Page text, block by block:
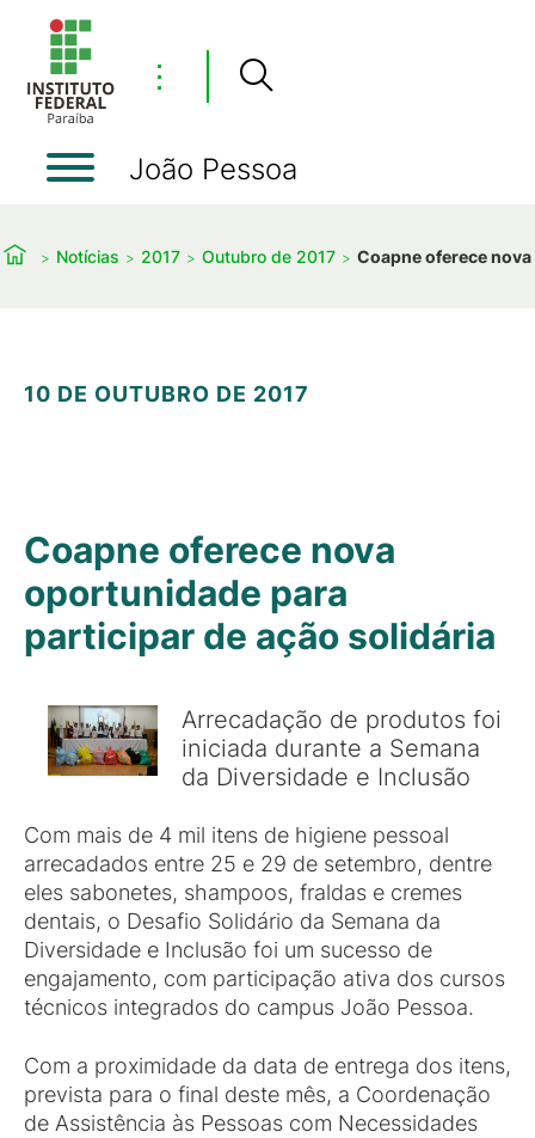
⋮
João Pessoa
Notícias 2017 Outubro de 2017 Coapne oferece
10 DE OUTUBRO DE 2017
Coapne oferece nova
oportunidade para
participar de ação solidária
Arrecadação de produtos foi
iniciada durante a Semana
da Diversidade e Inclusão
Com mais de 4 mil itens de higiene pessoal
arrecadados entre 25 e 29 de setembro, dentre
eles sabonetes, shampoos, fraldas e cremes
dentais, o Desafio Solidário da Semana da
Diversidade e Inclusão foi um sucesso de
engajamento, com participação ativa dos cursos
técnicos integrados do campus João Pessoa.
Com a proximidade da data de entrega dos itens,
prevista para o final deste mês, a Coordenação
de Assistência às Pessoas com Necessidades